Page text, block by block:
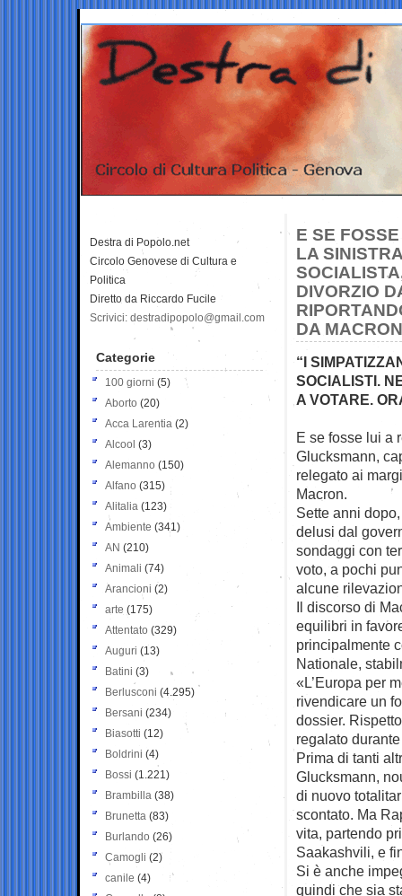
E SE
LA
DIVORZIO
DA MACRON
“I
SOCIALISTI.
A VOTARE.
E se fosse lui a
Glucksmann,
relegato ai
Macron.
Sette anni
delusi dal
sondaggi con
voto, a pochi
alcune
Il discorso di
equilibri in
principalmente
Nationale,
«L’Europa per
rivendicare un
dossier.
regalato
Prima di tanti
Glucksmann,
di nuovo
scontato. Ma
vita, partendo
Saakashvili, e
Si è anche
quindi che sia
Destra di Popolo.net
Circolo Genovese di Cultura e
Politica
Diretto da Riccardo Fucile
Scrivici: destradipopolo@gmail.com
Categorie
100 giorni (5)
Aborto (20)
Acca Larentia (2)
Alcool (3)
Alemanno (150)
Alfano (315)
Alitalia (123)
Ambiente (341)
AN (210)
Animali (74)
Arancioni (2)
arte (175)
Attentato (329)
Auguri (13)
Batini (3)
Berlusconi (4.295)
Bersani (234)
Biasotti (12)
Boldrini (4)
Bossi (1.221)
Brambilla (38)
Brunetta (83)
Burlando (26)
Camogli (2)
canile (4)